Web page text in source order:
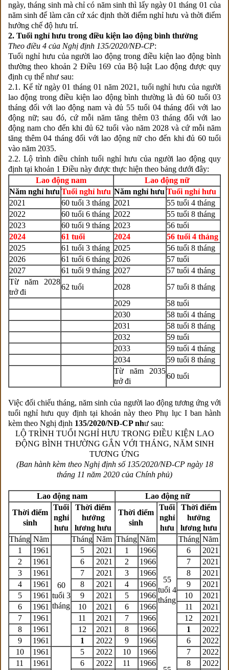
ngày, tháng sinh mà chỉ có năm sinh thì lấy ngày 01 tháng 01 của
năm sinh để làm căn cứ xác định thời điểm nghỉ hưu và thời điểm
hưởng chế độ hưu trí.
2. Tuổi nghỉ hưu trong điều kiện lao động bình thường
Theo điều 4 của Nghị định 135/2020/NĐ-CP:
Tuổi nghỉ hưu của người lao động trong điều kiện lao động bình
thường theo khoản 2 Điều 169 của Bộ luật Lao động được quy
định cụ thể như sau:
2.1. Kể từ ngày 01 tháng 01 năm 2021, tuổi nghỉ hưu của người
lao động trong điều kiện lao động bình thường là đủ 60 tuổi 03
tháng đối với lao động nam và đủ 55 tuổi 04 tháng đối với lao
động nữ; sau đó, cứ mỗi năm tăng thêm 03 tháng đối với lao
động nam cho đến khi đủ 62 tuổi vào năm 2028 và cứ mỗi năm
tăng thêm 04 tháng đối với lao động nữ cho đến khi đủ 60 tuổi
vào năm 2035.
2.2. Lộ trình điều chỉnh tuổi nghỉ hưu của người lao động quy
định tại khoản 1 Điều này được thực hiện theo bảng dưới đây:
Lao động nam
Lao động nữ
Năm nghỉ hưu Tuổi nghỉ hưu Năm nghỉ hưu Tuổi nghỉ hưu
2021
60 tuổi 3 tháng 2021
55 tuổi 4 tháng
2022
60 tuổi 6 tháng 2022
55 tuổi 8 tháng
2023
60 tuổi 9 tháng 2023
56 tuổi
2024
61 tuổi 2024
56 tuổi 4 tháng
2025
61 tuổi 3 tháng 2025
56 tuổi 8 tháng
2026
61 tuổi 6 tháng 2026
57 tuổi
2027
61 tuổi 9 tháng 2027
57 tuổi 4 tháng
Từ năm 2028
trở đi
62 tuổi 2028
57 tuổi 8 tháng
2029
58 tuổi
2030
58 tuổi 4 tháng
2031
58 tuổi 8 tháng
2032
59 tuổi
2033
59 tuổi 4 tháng
2034
59 tuổi 8 tháng
Từ năm 2035
trở đi
60 tuổi
Việc đối chiếu tháng, năm sinh của người lao động tương ứng với
tuổi nghỉ hưu quy định tại khoản này theo Phụ lục I ban hành
kèm theo Nghị định 135/2020/NĐ-CP như sau:
LỘ TRÌNH TUỔI NGHỈ HƯU TRONG ĐIỀU KIỆN LAO
ĐỘNG BÌNH THƯỜNG GẮN VỚI THÁNG, NĂM SINH
TƯƠNG ỨNG
(Ban hành kèm theo Nghị định số 135/2020/NĐ-CP ngày 18
tháng 11 năm 2020 của Chính phủ)
Lao động nam
Lao động nữ
Thời điểm
sinh
Tuổi
nghỉ
hưu
Thời điểm
hưởng
lương hưu
Thời điểm
sinh
Tuổi
nghỉ
hưu
Thời điểm
hưởng
lương hưu
Tháng Năm Tháng Năm Tháng Năm Tháng Năm
1
1961
60
tuổi 3
tháng
5 2021 1 1966
55
tuổi 4
tháng
6
2021
2
1961 6 2021 2 1966 7
2021
3
1961 7 2021 3 1966 8
2021
4
1961 8 2021 4 1966 9
2021
5
1961 9 2021 5 1966 10
2021
6
1961 10 2021 6 1966 11
2021
7
1961 11 2021 7 1966 12
2021
8
1961 12 2021 8 1966 1
2022
9
1961 1 2022 9 1966 6
2022
10
1961 5 2022 10 1966 7
2022
11
1961 6 2022 11 1966 8
2022